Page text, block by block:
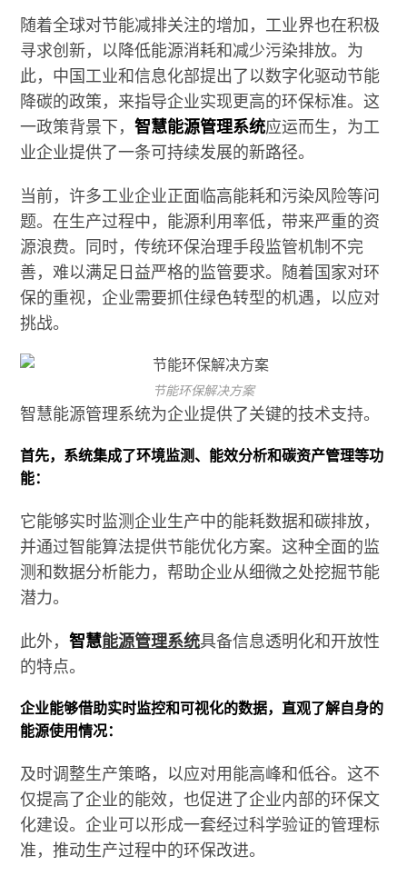
随着全球对节能减排关注的增加，工业界也在积极
寻求创新，以降低能源消耗和减少污染排放。为
此，中国工业和信息化部提出了以数字化驱动节能
降碳的政策，来指导企业实现更高的环保标准。这
一政策背景下，智慧能源管理系统应运而生，为工
业企业提供了一条可持续发展的新路径。
当前，许多工业企业正面临高能耗和污染风险等问
题。在生产过程中，能源利用率低，带来严重的资
源浪费。同时，传统环保治理手段监管机制不完
善，难以满足日益严格的监管要求。随着国家对环
保的重视，企业需要抓住绿色转型的机遇，以应对
挑战。
节能环保解决方案
智慧能源管理系统为企业提供了关键的技术支持。
首先，系统集成了环境监测、能效分析和碳资产管理等功
能：
它能够实时监测企业生产中的能耗数据和碳排放，
并通过智能算法提供节能优化方案。这种全面的监
测和数据分析能力，帮助企业从细微之处挖掘节能
潜力。
此外，智慧能源管理系统具备信息透明化和开放性
的特点。
企业能够借助实时监控和可视化的数据，直观了解自身的
能源使用情况：
及时调整生产策略，以应对用能高峰和低谷。这不
仅提高了企业的能效，也促进了企业内部的环保文
化建设。企业可以形成一套经过科学验证的管理标
准，推动生产过程中的环保改进。